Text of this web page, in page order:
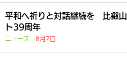
平和へ祈りと対話継続を 比叡山
ト39周年
ニュース 8月7日